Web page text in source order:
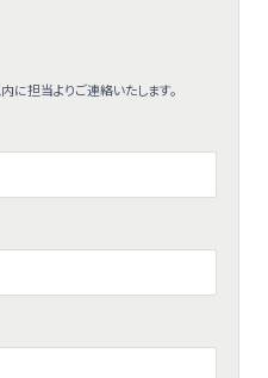
に担当よりご連絡いたします。